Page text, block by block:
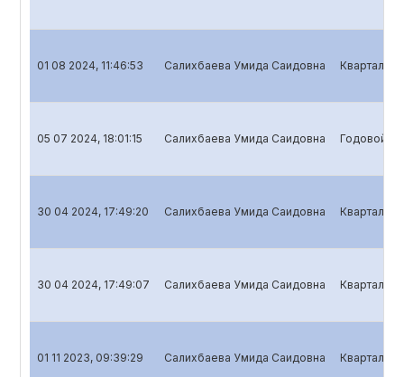
01 08 2024, 11:46:53 Салихбаева Умида Саидовна
05 07 2024, 18:01:15 Салихбаева Умида Саидовна Годовой
30 04 2024, 17:49:20 Салихбаева Умида Саидовна
30 04 2024, 17:49:07 Салихбаева Умида Саидовна
01 11 2023, 09:39:29 Салихбаева Умида Саидовна